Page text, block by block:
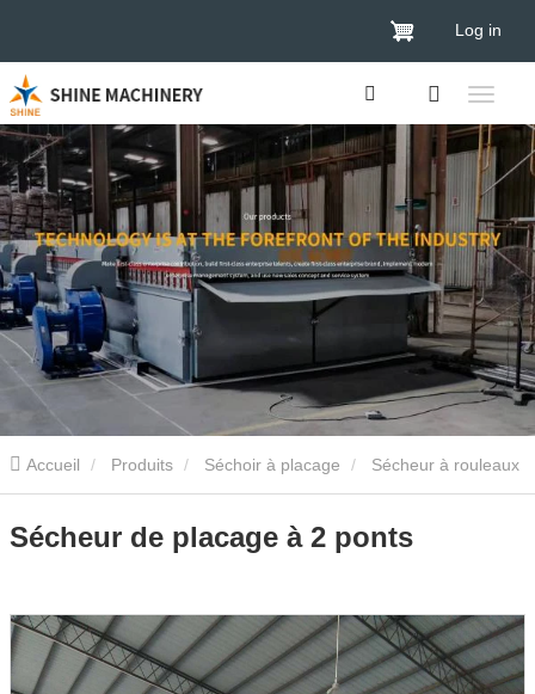
Log in
Accueil Produits Séchoir à placage Sécheur à rouleaux
de placage Sécheur de placage à 2 ponts
Sécheur de placage à 2 ponts